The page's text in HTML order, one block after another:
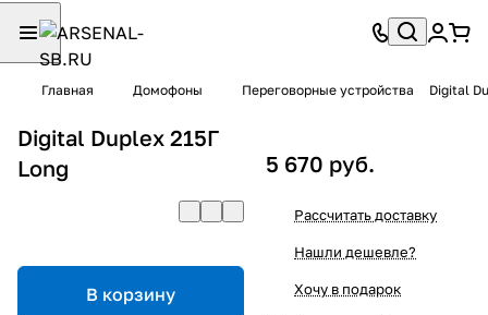
Главная Домофоны Переговорные устройства Digital
Digital Duplex 215Г
Long
В корзину
5 670 руб.
Рассчитать доставку
Нашли дешевле?
Хочу в подарок